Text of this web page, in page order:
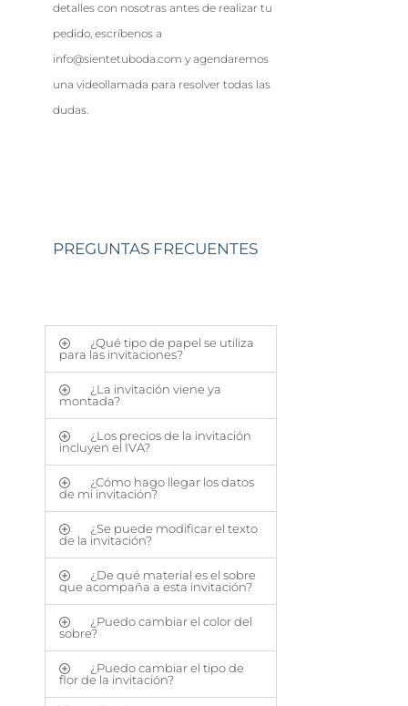
detalles con nosotras antes de realizar tu
pedido, escríbenos a
info@sientetuboda.com y agendaremos
una videollamada para resolver todas las
dudas.
PREGUNTAS FRECUENTES
¿Qué tipo de papel se utiliza
para las invitaciones?
¿La invitación viene ya
montada?
¿Los precios de la invitación
incluyen el IVA?
¿Cómo hago llegar los datos
de mi invitación?
¿Se puede modificar el texto
de la invitación?
¿De qué material es el sobre
que acompaña a esta invitación?
¿Puedo cambiar el color del
sobre?
¿Puedo cambiar el tipo de
flor de la invitación?